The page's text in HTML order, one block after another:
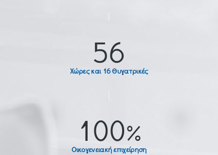
56
Χώρες και 16 Θυγατρικές
100%
Οικογενειακή επιχείρηση